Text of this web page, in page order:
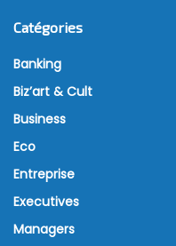
Catégories
Banking
Biz’art & Cult
Business
Eco
Entreprise
Executives
Managers